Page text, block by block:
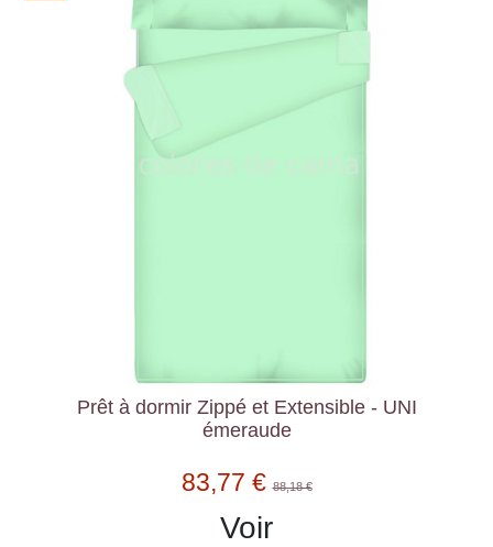
Prêt à dormir Zippé et Extensible - UNI
émeraude
83,77 €88,18 €
Voir